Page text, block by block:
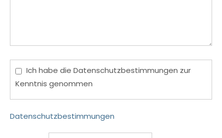
Ich habe die Datenschutzbestimmungen zur
Kenntnis genommen
Datenschutzbestimmungen